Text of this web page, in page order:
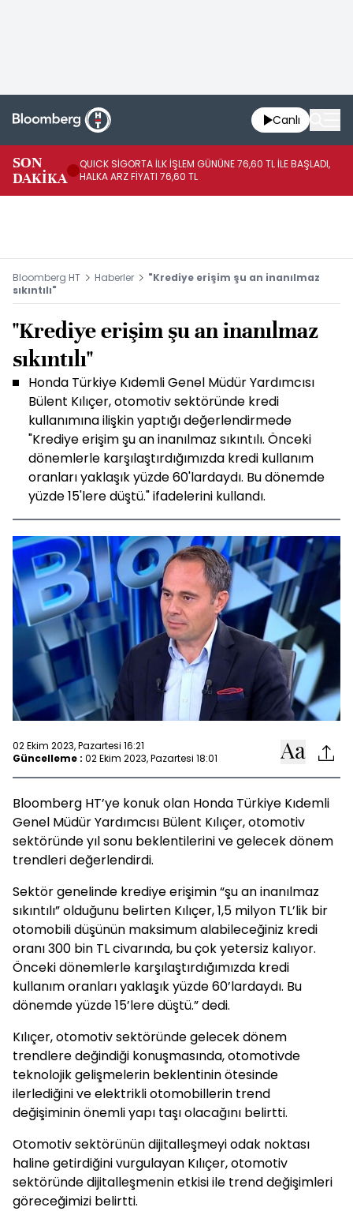
Canlı
SON
DAKİKA
QUICK SİGORTA İLK İŞLEM GÜNÜNE 76,60 TL İLE BAŞLADI,
HALKA ARZ FİYATI 76,60 TL
Bloomberg HT Haberler
"Krediye erişim şu an inanılmaz
sıkıntılı"
"Krediye erişim şu an inanılmaz
sıkıntılı"
Honda Türkiye Kıdemli Genel Müdür Yardımcısı
Bülent Kılıçer, otomotiv sektöründe kredi
kullanımına ilişkin yaptığı değerlendirmede
"Krediye erişim şu an inanılmaz sıkıntılı. Önceki
dönemlerle karşılaştırdığımızda kredi kullanım
oranları yaklaşık yüzde 60'lardaydı. Bu dönemde
yüzde 15'lere düştü." ifadelerini kullandı.
02 Ekim 2023, Pazartesi 16:21
Güncelleme : 02 Ekim 2023, Pazartesi 18:01
Bloomberg HT’ye konuk olan Honda Türkiye Kıdemli
Genel Müdür Yardımcısı Bülent Kılıçer, otomotiv
sektöründe yıl sonu beklentilerini ve gelecek dönem
trendleri değerlendirdi.
Sektör genelinde krediye erişimin “şu an inanılmaz
sıkıntılı” olduğunu belirten Kılıçer, 1,5 milyon TL’lik bir
otomobili düşünün maksimum alabileceğiniz kredi
oranı 300 bin TL civarında, bu çok yetersiz kalıyor.
Önceki dönemlerle karşılaştırdığımızda kredi
kullanım oranları yaklaşık yüzde 60’lardaydı. Bu
dönemde yüzde 15’lere düştü.” dedi.
Kılıçer, otomotiv sektöründe gelecek dönem
trendlere değindiği konuşmasında, otomotivde
teknolojik gelişmelerin beklentinin ötesinde
ilerlediğini ve elektrikli otomobillerin trend
değişiminin önemli yapı taşı olacağını belirtti.
Otomotiv sektörünün dijitalleşmeyi odak noktası
haline getirdiğini vurgulayan Kılıçer, otomotiv
sektöründe dijitalleşmenin etkisi ile trend değişimleri
göreceğimizi belirtti.